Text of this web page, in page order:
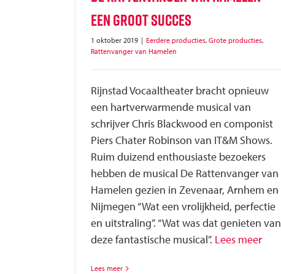
Een groot succes
1 oktober 2019 | Eerdere producties, Grote producties,
Rattenvanger van Hamelen
Rijnstad Vocaaltheater bracht opnieuw
een hartverwarmende musical van
schrijver Chris Blackwood en componist
Piers Chater Robinson van IT&M Shows.
Ruim duizend enthousiaste bezoekers
hebben de musical De Rattenvanger van
Hamelen gezien in Zevenaar, Arnhem en
Nijmegen “Wat een vrolijkheid, perfectie
en uitstraling”. “Wat was dat genieten van
deze fantastische musical”. Lees meer
Lees meer